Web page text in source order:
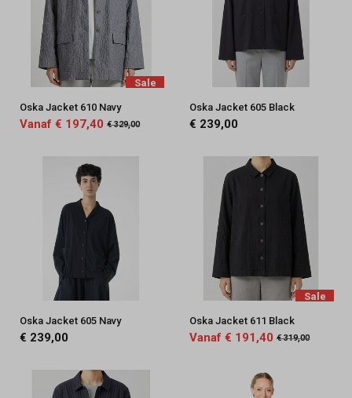
Sale
Oska Jacket 610 Navy
Vanaf € 197,40 € 329,00
Oska Jacket 605 Black
€ 239,00
Oska Jacket 605 Navy
€ 239,00
Sale
Oska Jacket 611 Black
Vanaf € 191,40 € 319,00